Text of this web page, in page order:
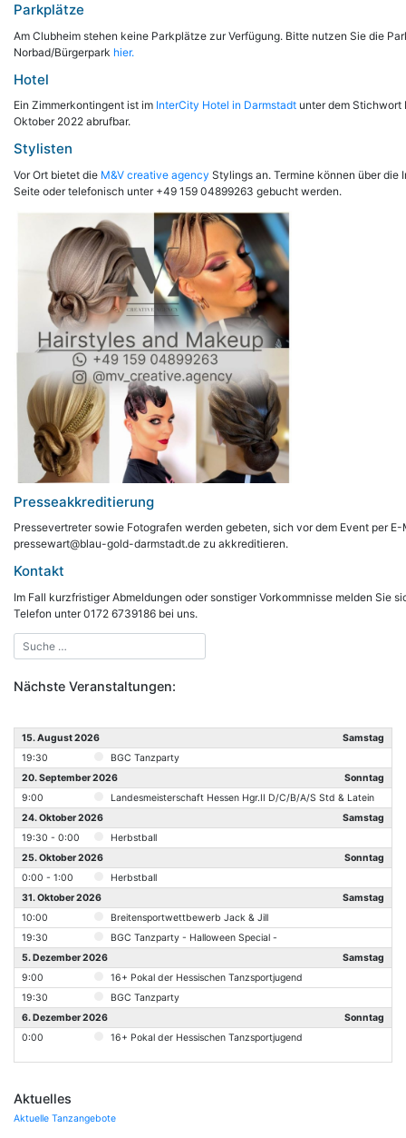
Nächste Veranstaltungen:
15. August 2026
Samstag
19:30
BGC Tanzparty
20. September 2026
Sonntag
9:00
Landesmeisterschaft Hessen Hgr.II D/C/B/A/S Std & Latein
24. Oktober 2026
Samstag
19:30 - 0:00
Herbstball
25. Oktober 2026
Sonntag
0:00 - 1:00
Herbstball
31. Oktober 2026
Samstag
10:00
Breitensportwettbewerb Jack & Jill
19:30
BGC Tanzparty - Halloween Special -
5. Dezember 2026
Samstag
9:00
16+ Pokal der Hessischen Tanzsportjugend
19:30
BGC Tanzparty
6. Dezember 2026
Sonntag
0:00
16+ Pokal der Hessischen Tanzsportjugend
Aktuelles
Aktuelle Tanzangebote
Parkplätze
Am Clubheim stehen keine Parkplätze zur Verfügung. Bitte nutzen Sie die
Norbad/Bürgerpark hier.
Hotel
Ein Zimmerkontingent ist im InterCity Hotel in Darmstadt unter dem Stichwort
Oktober 2022 abrufbar.
Stylisten
Vor Ort bietet die M&V creative agency Stylings an. Termine können über die
Seite oder telefonisch unter +49 159 04899263 gebucht werden.
Presseakkreditierung
Pressevertreter sowie Fotografen werden gebeten, sich vor dem Event per E-
pressewart@blau-gold-darmstadt.de zu akkreditieren.
Kontakt
Im Fall kurzfristiger Abmeldungen oder sonstiger Vorkommnisse melden Sie
Telefon unter 0172 6739186 bei uns.